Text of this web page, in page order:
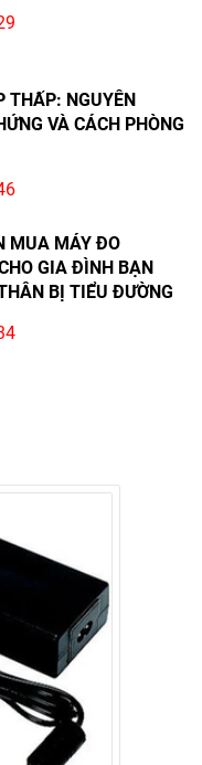
THẤP: NGUYÊN
VÀ CÁCH PHÒNG
MUA MÁY ĐO
GIA ĐÌNH BẠN
BỊ TIỂU ĐƯỜNG